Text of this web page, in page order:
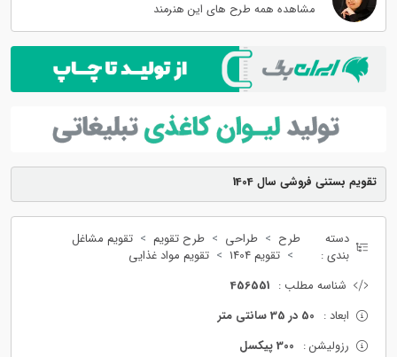
تقویم بستنی فروشی سال 1404
دسته
بندی :
طرح طراحی طرح تقویم
تقویم مشاغل
تقویم 1404
تقویم مواد غذایی
شناسه مطلب : 456551
ابعاد : 50 در 35 سانتی متر
رزولیشن : 300 پیکسل
مشاهده همه طرح های این هنرمند